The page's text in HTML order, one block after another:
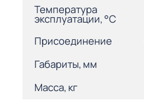
Температура
эксплуатации, °С
Присоединение
Габариты, мм
Масса, кг